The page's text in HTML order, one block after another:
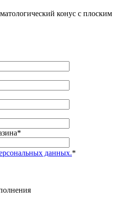
конус с плоским
*
данных.*